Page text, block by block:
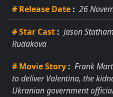
# Release Date : 26
# Star Cast : Jason
Rudakova
# Movie Story : Frank
to deliver Valentina, the
Ukranian government